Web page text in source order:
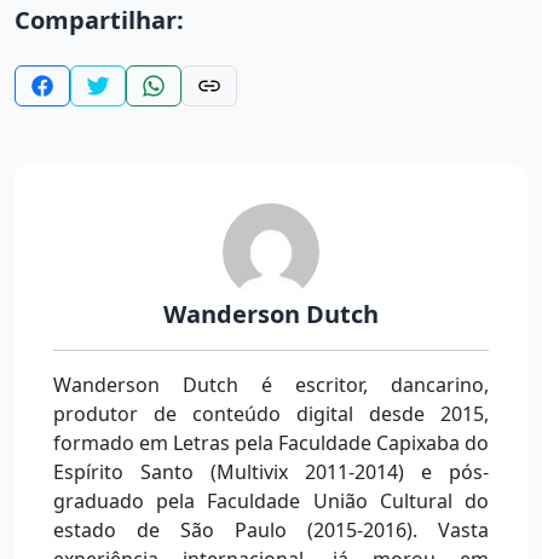
Compartilhar:
Wanderson Dutch
Wanderson Dutch é escritor, dancarino,
produtor de conteúdo digital desde 2015,
formado em Letras pela Faculdade Capixaba do
Espírito Santo (Multivix 2011-2014) e pós-
graduado pela Faculdade União Cultural do
estado de São Paulo (2015-2016). Vasta